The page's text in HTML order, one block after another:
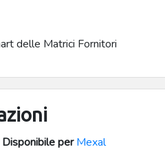
delle Matrici Fornitori
Disponibile per Mexal